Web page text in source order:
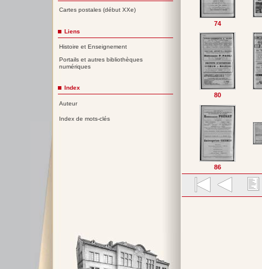
74
80
86
Cartes postales (début XXe)
Liens
Histoire et Enseignement
Portails et autres bibliothèques
numériques
Index
Auteur
Index de mots-clés